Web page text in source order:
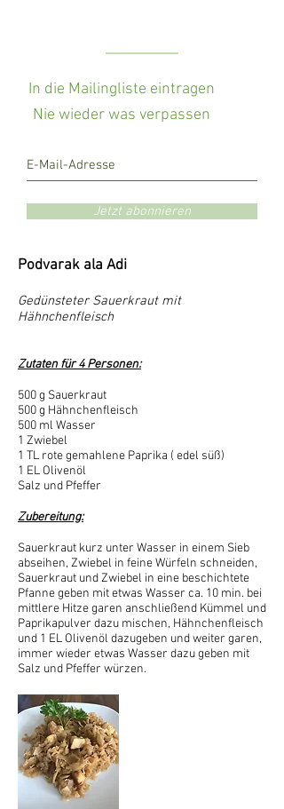
In die Mailingliste eintragen
Nie wieder was verpassen
Jetzt abonnieren
Podvarak ala Adi
Gedünsteter Sauerkraut mit
Hähnchenfleisch
Zutaten für 4 Personen:
500 g Sauerkraut
500 g Hähnchenfleisch
500 ml Wasser
1 Zwiebel
1 TL rote gemahlene Paprika ( edel süß)
1 EL Olivenöl
Salz und Pfeffer
Zubereitung:
Sauerkraut kurz unter Wasser in einem Sieb
abseihen, Zwiebel in feine Würfeln schneiden,
Sauerkraut und Zwiebel in eine beschichtete
Pfanne geben mit etwas Wasser ca. 10 min. bei
mittlere Hitze garen anschließend Kümmel und
Paprikapulver dazu mischen, Hähnchenfleisch
und 1 EL Olivenöl dazugeben und weiter garen,
immer wieder etwas Wasser dazu geben mit
Salz und Pfeffer würzen.